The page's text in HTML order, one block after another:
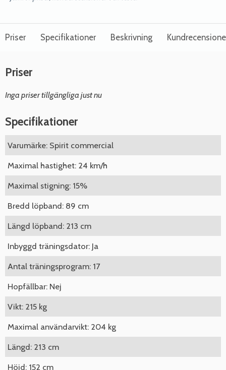
Priser Specifikationer Beskrivning
Priser
Inga priser tillgängliga just nu
Specifikationer
Varumärke: Spirit commercial
Maximal hastighet: 24 km/h
Maximal stigning: 15%
Bredd löpband: 89 cm
Längd löpband: 213 cm
Inbyggd träningsdator: Ja
Antal träningsprogram: 17
Hopfällbar: Nej
Vikt: 215 kg
Maximal användarvikt: 204 kg
Längd: 213 cm
Höjd: 152 cm